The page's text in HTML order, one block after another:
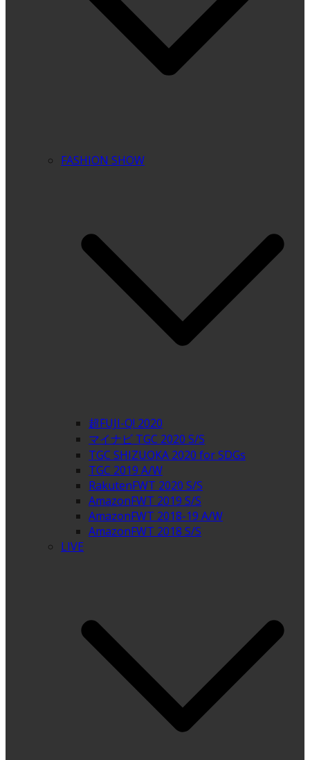
FASHION SHOW
超FUJI-Q! 2020
マイナビ TGC 2020 S/S
TGC SHIZUOKA 2020 for SDGs
TGC 2019 A/W
RakutenFWT 2020 S/S
AmazonFWT 2019 S/S
AmazonFWT 2018-19 A/W
AmazonFWT 2018 S/S
LIVE